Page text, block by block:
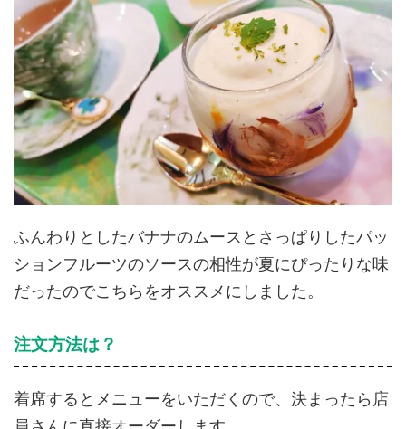
ふんわりとしたバナナのムースとさっぱりしたパッ
ションフルーツのソースの相性が夏にぴったりな味
だったのでこちらをオススメにしました。
注文方法は？
着席するとメニューをいただくので、決まったら店